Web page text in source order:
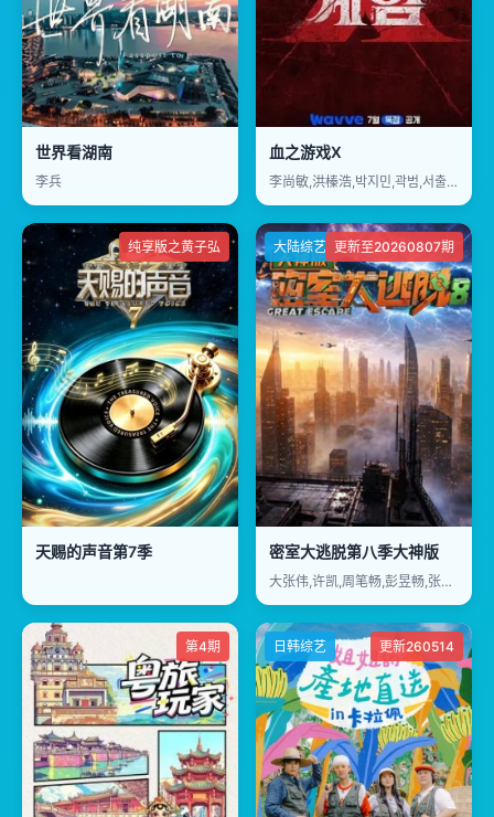
世界看湖南
李兵
血之游戏X
李尚敏,洪榛浩,박지민,곽범,서출구,하승진
纯享版之黄子弘
天赐的声音第7季
大陆综艺 更新至20260807期
密室大逃脱第八季大神版
大张伟,许凯,周笔畅,彭昱畅,张真源,陈哲远
第4期 日韩综艺 更新260514